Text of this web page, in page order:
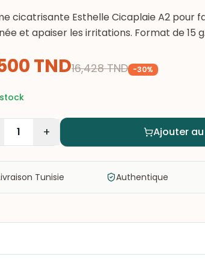
cicatrisante Esthelle Cicaplaie A2 pour
et apaiser les irritations. Format de 15 g.
TND16,428 TND -30%
1 + Ajouter
Tunisie Authentique